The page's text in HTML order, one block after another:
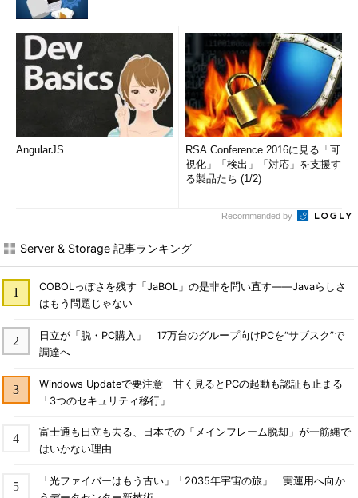
AngularJS
RSA Conference 2016に見る「可
視化」「検出」「対応」を支援す
る製品たち (1/2)
Recommended by
Server & Storage 記事ランキング
COBOLっぽさを残す「JaBOL」の是非を問い直す――Javaらしさ
はもう問題じゃない
日立が「脱・PC購入」 17万台のグループ向けPCを“サブスク”で
調達へ
Windows Updateで要注意 甘く見るとPCの起動も認証も止まる
「3つのセキュリティ移行」
富士通も日立も去る、日本での「メインフレーム脱却」が一筋縄で
はいかない理由
「光ファイバーはもう古い」「2035年宇宙の旅」 実運用へ向か